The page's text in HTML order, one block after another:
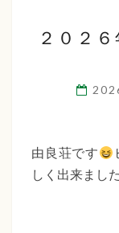
２０２
由良荘です
しく出来ました